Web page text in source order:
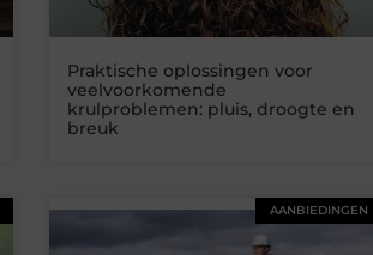
Praktische oplossingen voor
veelvoorkomende
krulproblemen: pluis, droogte en
breuk
AANBIEDINGEN